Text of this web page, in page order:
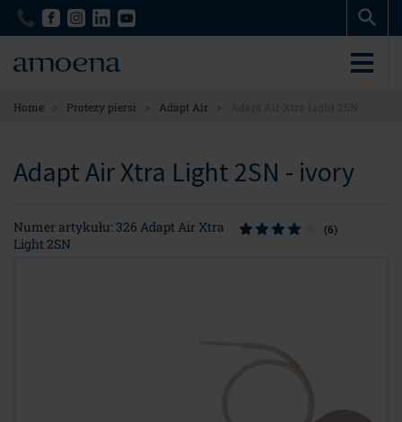
Skip
content
Skip
content
Home > Protezy piersi > Adapt Air >
Adapt Air Xtra Light 2SN - ivory
Numer artykułu: 326 Adapt Air Xtra
Light 2SN
(6)